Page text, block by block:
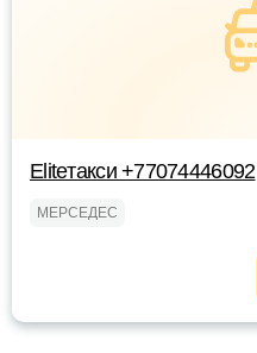
Eliteтакси +77074446092
МЕРСЕДЕС